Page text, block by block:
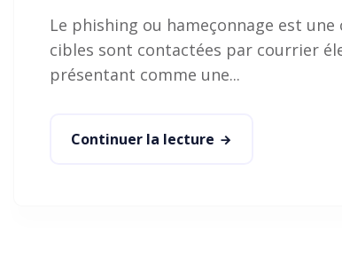
Le phishing ou hameçonnage est
cibles sont contactées par courrier
présentant comme une...
Continuer la lecture